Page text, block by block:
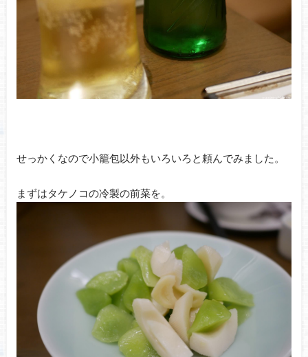
せっかくなので小籠包以外もいろいろと頼んでみました。
まずはタケノコの冷製の前菜を。